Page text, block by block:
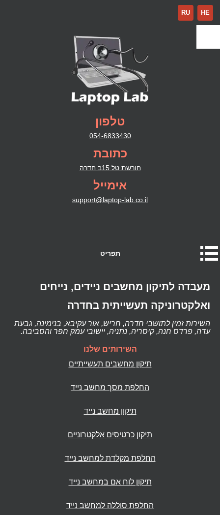
HE
RU
טלפון
054-6833430
כתובת
חורשת טל 15ב חדרה
אימייל
support@laptop-lab.co.il
תפריט
מעבדה לתיקון מחשבים ניידים, נייחים
ואלקטרוניקה תעשייתית בחדרה
השירות זמין לתושבי חדרה, חריש, אור עקיבא, בנימינה, גבעת
עדה, פרדס חנה, קיסריה, נתניה, יישובי עמק חפר והסביבה.
השירותים שלנו
תיקון מחשבים תעשייתיים
החלפת מסך מחשב נייד
תיקון מחשב נייד
תיקון כרטיסים אלקטרוניים
החלפת מקלדת למחשב נייד
תיקון לוח אם במחשב נייד
החלפת סוללה למחשב נייד